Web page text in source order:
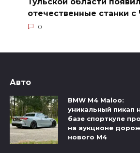
отечественные станки с
0
Авто
BMW M4 Maloo:
уникальный пикап
базе спорткупе
на аукционе
нового M4